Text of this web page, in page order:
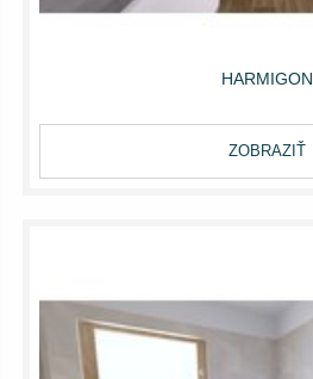
HARMIGON
ZOBRAZIŤ